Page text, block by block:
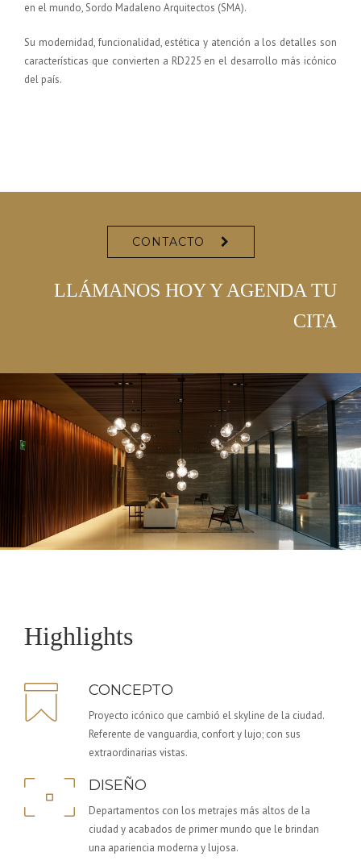
en el mundo, Sordo Madaleno Arquitectos (SMA).
Su modernidad, funcionalidad, estética y atención a los detalles son
características que convierten a RD225 en el desarrollo más icónico
del país.
CONTACTO
LLÁMANOS HOY Y AGENDA TU
CITA
Highlights
CONCEPTO
Proyecto icónico que cambió el skyline de la ciudad.
Referente de vanguardia, confort y lujo; con sus
extraordinarias vistas.
DISEÑO
Departamentos con los metrajes más altos de la
ciudad y acabados de primer mundo que le brindan
una apariencia moderna y lujosa.